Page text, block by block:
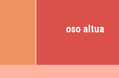
oso altua